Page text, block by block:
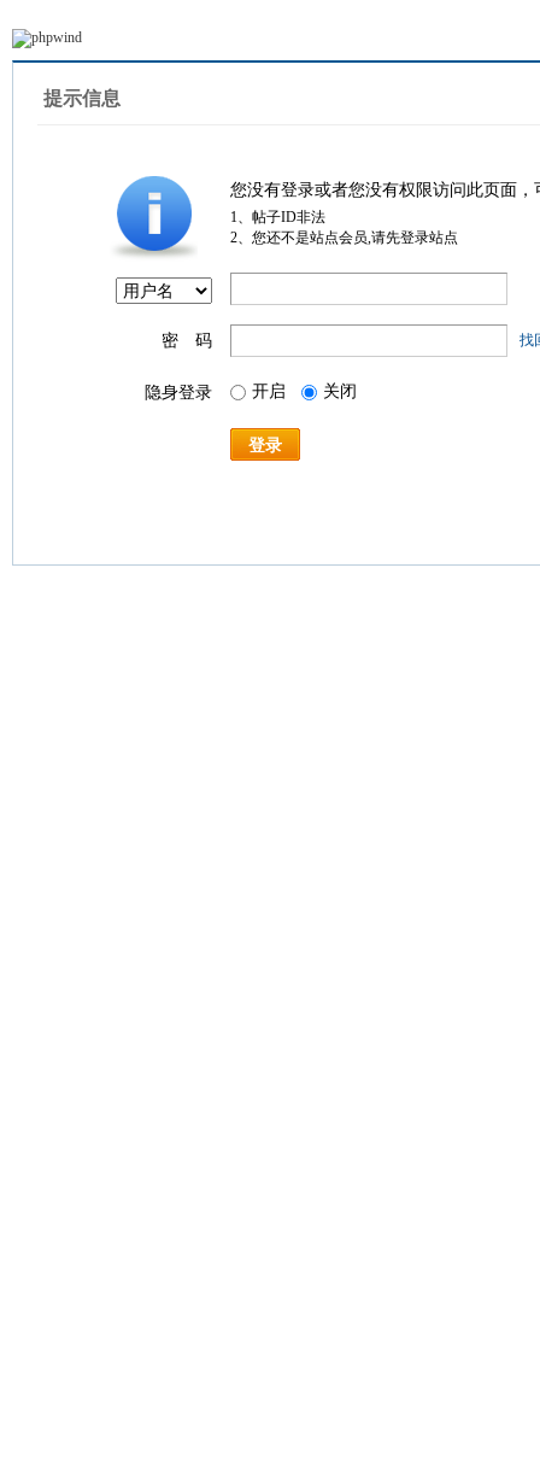
提示信息
您没有登录或者您没有权限访问此页面
1、帖子ID非法
2、您还不是站点会员,请先登录站点
密 码 找
隐身登录 开启 关闭
登录